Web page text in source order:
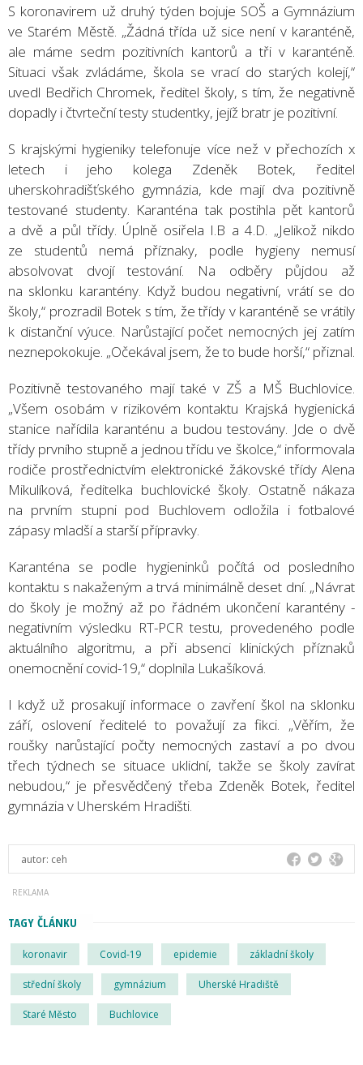
S koronavirem už druhý týden bojuje SOŠ a Gymnázium
ve Starém Městě. „Žádná třída už sice není v karanténě,
ale máme sedm pozitivních kantorů a tři v karanténě.
Situaci však zvládáme, škola se vrací do starých kolejí,“
uvedl Bedřich Chromek, ředitel školy, s tím, že negativně
dopadly i čtvrteční testy studentky, jejíž bratr je pozitivní.
S krajskými hygieniky telefonuje více než v přechozích x
letech i jeho kolega Zdeněk Botek, ředitel
uherskohradišťského gymnázia, kde mají dva pozitivně
testované studenty. Karanténa tak postihla pět kantorů
a dvě a půl třídy. Úplně osiřela I.B a 4.D. „Jelikož nikdo
ze studentů nemá příznaky, podle hygieny nemusí
absolvovat dvojí testování. Na odběry půjdou až
na sklonku karantény. Když budou negativní, vrátí se do
školy,“ prozradil Botek s tím, že třídy v karanténě se vrátily
k distanční výuce. Narůstající počet nemocných jej zatím
neznepokokuje. „Očekával jsem, že to bude horší,“ přiznal.
Pozitivně testovaného mají také v ZŠ a MŠ Buchlovice.
„Všem osobám v rizikovém kontaktu Krajská hygienická
stanice nařídila karanténu a budou testovány. Jde o dvě
třídy prvního stupně a jednou třídu ve školce,“ informovala
rodiče prostřednictvím elektronické žákovské třídy Alena
Mikulíková, ředitelka buchlovické školy. Ostatně nákaza
na prvním stupni pod Buchlovem odložila i fotbalové
zápasy mladší a starší přípravky.
Karanténa se podle hygieninků počítá od posledního
kontaktu s nakaženým a trvá minimálně deset dní. „Návrat
do školy je možný až po řádném ukončení karantény -
negativním výsledku RT-PCR testu, provedeného podle
aktuálního algoritmu, a při absenci klinických příznaků
onemocnění covid-19,“ doplnila Lukašíková.
I když už prosakují informace o zavření škol na sklonku
září, oslovení ředitelé to považují za fikci. „Věřím, že
roušky narůstající počty nemocných zastaví a po dvou
třech týdnech se situace uklidní, takže se školy zavírat
nebudou,“ je přesvědčený třeba Zdeněk Botek, ředitel
gymnázia v Uherském Hradišti.
autor: ceh
TAGY ČLÁNKU
koronavir Covid-19 epidemie základní školy
střední školy gymnázium Uherské Hradiště
Staré Město Buchlovice